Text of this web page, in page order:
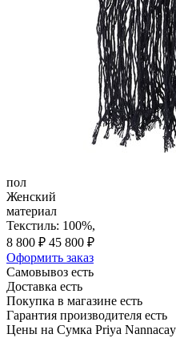
пол
Женский
материал
Текстиль: 100%,
8 800 ₽ 45 800 ₽
Оформить заказ
Самовывоз есть
Доставка есть
Покупка в магазине есть
Гарантия производителя есть
Цены на Сумка Priya